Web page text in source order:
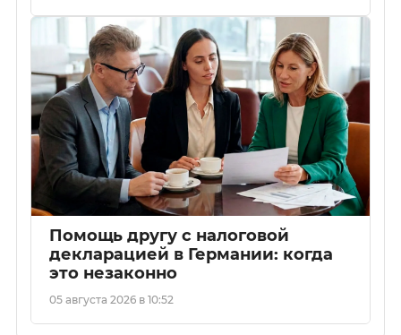
Помощь другу с налоговой
декларацией в Германии: когда
это незаконно
05 августа 2026 в 10:52